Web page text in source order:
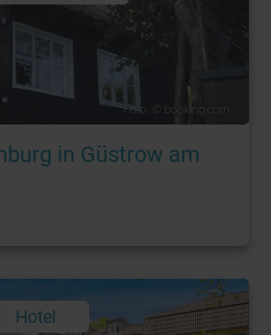
Foto: © booking.com
in Güstrow am
Hotel